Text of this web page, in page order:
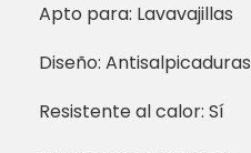
Apto para: Lavavajillas
Diseño:
Resistente al calor: Sí